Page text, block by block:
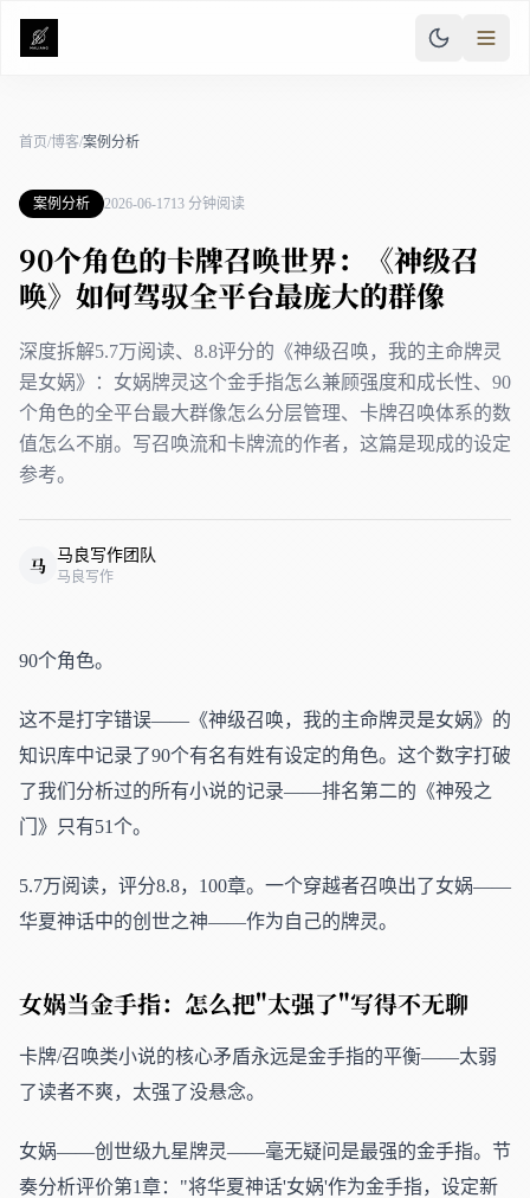
首页/博客/案例分析
案例分析 2026-06-1713 分钟阅读
90个角色的卡牌召唤世界：《神级召
唤》如何驾驭全平台最庞大的群像
深度拆解5.7万阅读、8.8评分的《神级召唤，我的主命牌灵
是女娲》：女娲牌灵这个金手指怎么兼顾强度和成长性、90
个角色的全平台最大群像怎么分层管理、卡牌召唤体系的数
值怎么不崩。写召唤流和卡牌流的作者，这篇是现成的设定
参考。
马 马良写作团队
马良写作
90个角色。
这不是打字错误——《神级召唤，我的主命牌灵是女娲》的
知识库中记录了90个有名有姓有设定的角色。这个数字打破
了我们分析过的所有小说的记录——排名第二的《神殁之
门》只有51个。
5.7万阅读，评分8.8，100章。一个穿越者召唤出了女娲——
华夏神话中的创世之神——作为自己的牌灵。
女娲当金手指：怎么把"太强了"写得不无聊
卡牌/召唤类小说的核心矛盾永远是金手指的平衡——太弱
了读者不爽，太强了没悬念。
女娲——创世级九星牌灵——毫无疑问是最强的金手指。节
奏分析评价第1章："将华夏神话'女娲'作为金手指，设定新